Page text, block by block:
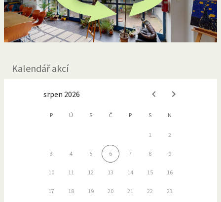
Kalendář akcí
srpen 2026
P Ú S Č P S N
1 2
3 4 5 6 7 8 9
10 11 12 13 14 15 16
17 18 19 20 21 22 23